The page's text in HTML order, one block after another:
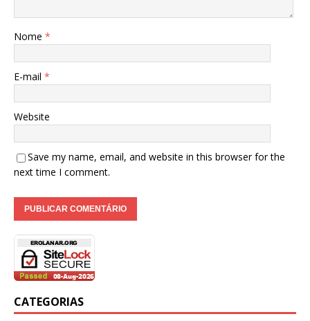
Nome *
E-mail *
Website
Save my name, email, and website in this browser for the
next time I comment.
CATEGORIAS